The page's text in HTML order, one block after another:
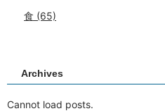
食 (65)
Archives
Cannot load posts.